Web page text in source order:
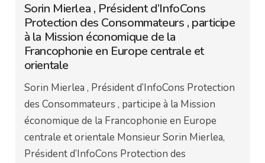
Sorin Mierlea , Président d’InfoCons
Protection des Consommateurs , participe
à la Mission économique de la
Francophonie en Europe centrale et
orientale
Sorin Mierlea , Président d’InfoCons Protection
des Consommateurs , participe à la Mission
économique de la Francophonie en Europe
centrale et orientale Monsieur Sorin Mierlea,
Président d’InfoCons Protection des